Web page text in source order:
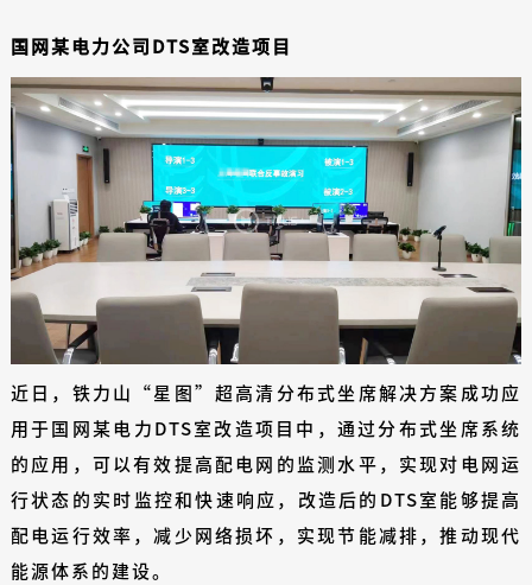
国网某电力公司DTS室改造项目
近日，铁力山“星图”超高清分布式坐席解决方案成功应
用于国网某电力DTS室改造项目中，通过分布式坐席系统
的应用，可以有效提高配电网的监测水平，实现对电网运
行状态的实时监控和快速响应，改造后的DTS室能够提高
配电运行效率，减少网络损坏，实现节能减排，推动现代
能源体系的建设。